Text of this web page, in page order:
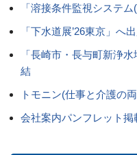
「溶接条件監視システ
「下水道展’26東京」へ
「長崎市・長与町新浄
結
トモニン(仕事と介護の
会社案内パンフレット掲